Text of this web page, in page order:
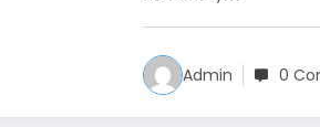
Admin 0